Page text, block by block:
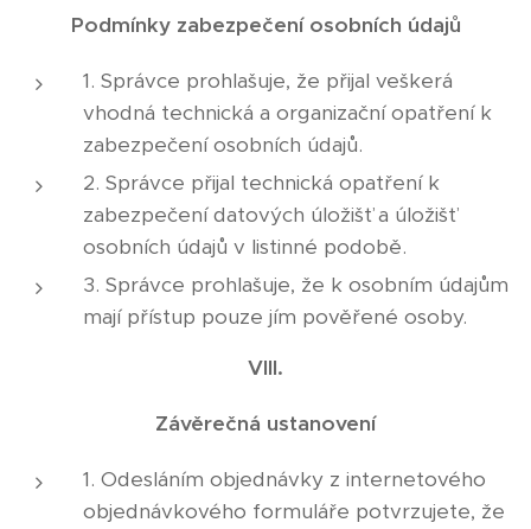
Podmínky zabezpečení osobních údajů
1. Správce prohlašuje, že přijal veškerá
vhodná technická a organizační opatření k
zabezpečení osobních údajů.
2. Správce přijal technická opatření k
zabezpečení datových úložišť a úložišť
osobních údajů v listinné podobě.
3. Správce prohlašuje, že k osobním údajům
mají přístup pouze jím pověřené osoby.
VIII.
Závěrečná ustanovení
1. Odesláním objednávky z internetového
objednávkového formuláře potvrzujete, že